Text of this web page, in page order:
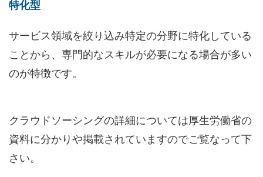
特化型
サービス領域を絞り込み特定の分野に特化している
ことから、専門的なスキルが必要になる場合が多い
のが特徴です。
クラウドソーシングの詳細については厚生労働省の
資料に分かりや掲載されていますのでご覧なって下
さい。